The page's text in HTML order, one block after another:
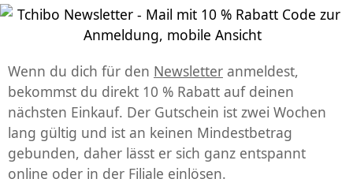
Wenn du dich für den Newsletter anmeldest,
bekommst du direkt 10 % Rabatt auf deinen
nächsten Einkauf. Der Gutschein ist zwei Wochen
lang gültig und ist an keinen Mindestbetrag
gebunden, daher lässt er sich ganz entspannt
online oder in der Filiale einlösen.